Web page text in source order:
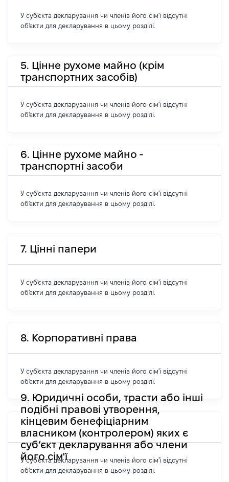
У суб'єкта декларування чи членів його сім'ї відсутні
об'єкти для декларування в цьому розділі.
5. Цінне рухоме майно (крім
транспортних засобів)
У суб'єкта декларування чи членів його сім'ї відсутні
об'єкти для декларування в цьому розділі.
6. Цінне рухоме майно -
транспортні засоби
У суб'єкта декларування чи членів його сім'ї відсутні
об'єкти для декларування в цьому розділі.
7. Цінні папери
У суб'єкта декларування чи членів його сім'ї відсутні
об'єкти для декларування в цьому розділі.
8. Корпоративні права
У суб'єкта декларування чи членів його сім'ї відсутні
об'єкти для декларування в цьому розділі.
9. Юридичні особи, трасти або інші
подібні правові утворення,
кінцевим бенефіціарним
власником (контролером) яких є
суб’єкт декларування або члени
його сім'ї
У суб'єкта декларування чи членів його сім'ї відсутні
об'єкти для декларування в цьому розділі.